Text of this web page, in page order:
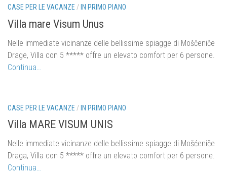
CASE PER LE VACANZE / IN PRIMO PIANO
Villa mare Visum Unus
Nelle immediate vicinanze delle bellissime spiagge di Moščeniče
Drage, Villa con 5 ***** offre un elevato comfort per 6 persone.
Continua…
CASE PER LE VACANZE /IN PRIMO PIANO
Villa MARE VISUM UNIS
Nelle immediate vicinanze delle bellissime spiagge di Mošćeniče
Draga, Villa con 5 ***** offre un elevato comfort per 6 persone.
Continua…